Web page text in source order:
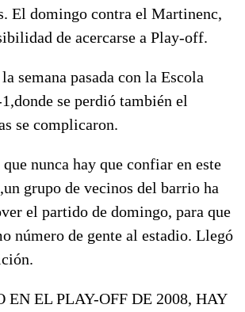
El domingo contra el Martinenc,
de acercarse a Play-off.
semana pasada con la Escola
se perdió también el
se complicaron.
nunca hay que confiar en este
grupo de vecinos del barrio ha
el partido de domingo, para que
número de gente al estadio. Llegó
EN EL PLAY-OFF DE 2008, HAY